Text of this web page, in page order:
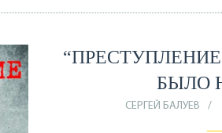
БЫЛО
СЕРГЕЙ БАЛУЕВ